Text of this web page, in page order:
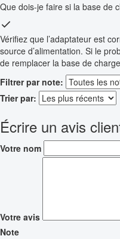
Que dois-je faire si la base de
Vérifiez que l’adaptateur est
source d’alimentation. Si le
de remplacer la base de
Filtrer par note:
Trier par:
Écrire un avis
Votre nom
Votre avis
Note